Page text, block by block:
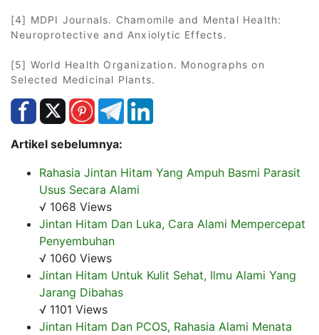
[4] MDPI Journals. Chamomile and Mental Health:
Neuroprotective and Anxiolytic Effects.
[5] World Health Organization. Monographs on
Selected Medicinal Plants.
Artikel sebelumnya:
Rahasia Jintan Hitam Yang Ampuh Basmi Parasit
Usus Secara Alami
√ 1068 Views
Jintan Hitam Dan Luka, Cara Alami Mempercepat
Penyembuhan
√ 1060 Views
Jintan Hitam Untuk Kulit Sehat, Ilmu Alami Yang
Jarang Dibahas
√ 1101 Views
Jintan Hitam Dan PCOS, Rahasia Alami Menata